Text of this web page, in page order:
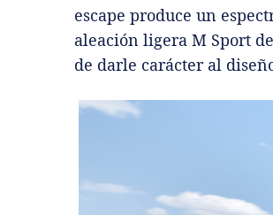
escape produce un
aleación ligera M Sport
de darle carácter al